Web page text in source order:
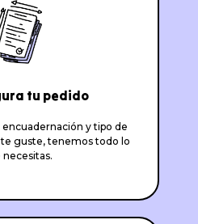
tu pedido
y tipo de
guste, tenemos todo lo
necesitas.